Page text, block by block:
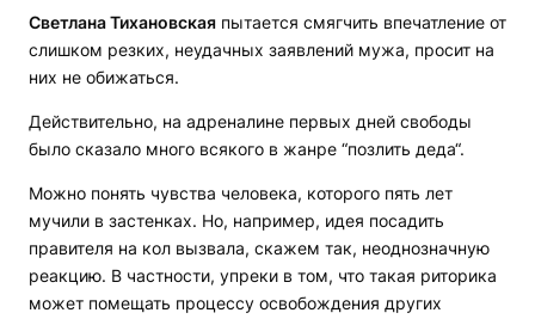
Светлана Тихановская пытается смягчить впечатление от
слишком резких, неудачных заявлений мужа, просит на
них не обижаться.
Действительно, на адреналине первых дней свободы
было сказало много всякого в жанре “позлить деда“.
Можно понять чувства человека, которого пять лет
мучили в застенках. Но, например, идея посадить
правителя на кол вызвала, скажем так, неоднозначную
реакцию. В частности, упреки в том, что такая риторика
может помещать процессу освобождения других